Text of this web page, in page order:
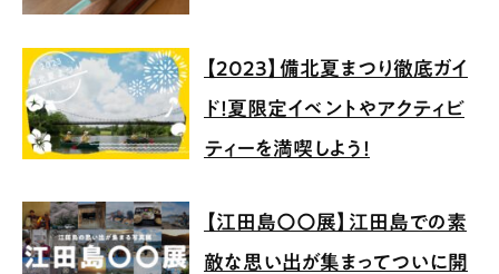
【2023】備北夏まつり徹底ガイ
ド！夏限定イベントやアクティビ
ティーを満喫しよう！
【江田島〇〇展】江田島での素
敵な思い出が集まってついに開